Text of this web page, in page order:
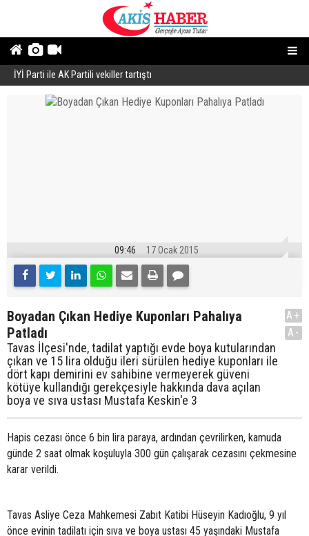
İYİ Parti ile AK Partili vekiller tartıştı
09:46 17 Ocak 2015
Boyadan Çıkan Hediye Kuponları Pahalıya
Patladı
Tavas İlçesi'nde, tadilat yaptığı evde boya kutularından
çıkan ve 15 lira olduğu ileri sürülen hediye kuponları ile
dört kapı demirini ev sahibine vermeyerek güveni
kötüye kullandığı gerekçesiyle hakkında dava açılan
boya ve sıva ustası Mustafa Keskin'e 3
A+
A-
Hapis cezası önce 6 bin lira paraya, ardından çevrilirken, kamuda
günde 2 saat olmak koşuluyla 300 gün çalışarak cezasını çekmesine
karar verildi.
Tavas Asliye Ceza Mahkemesi Zabıt Katibi Hüseyin Kadıoğlu, 9 yıl
önce evinin tadilatı için sıva ve boya ustası 45 yaşındaki Mustafa